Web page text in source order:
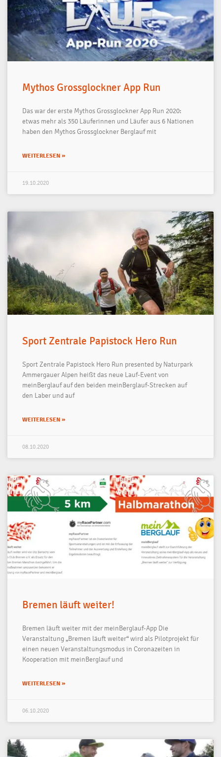
Mythos Grossglockner App Run
Das war der erste Mythos Grossglockner App Run 2020:
etwas mehr als 350 Läuferinnen und Läufer aus 6 Nationen
haben den Mythos Grossglockner Berglauf mit
WEITERLESEN »
19.10.2020
Sport Zentrale Papistock Hero Run
Sport Zentrale Papistock Hero Run presented by Naturpark
Ammergauer Alpen heißt das neue Lauf-Event von
meinBerglauf auf den beiden meinBerglauf-Strecken auf
den Laber und auf
WEITERLESEN »
08.10.2020
Bremen läuft weiter!
Bremen läuft weiter mit der meinBerglauf-App Die
Veranstaltung „Bremen läuft weiter“ wird als Pilotprojekt für
einen neuen Veranstaltungsmodus in Coronazeiten in
Kooperation mit meinBerglauf und
WEITERLESEN »
06.10.2020